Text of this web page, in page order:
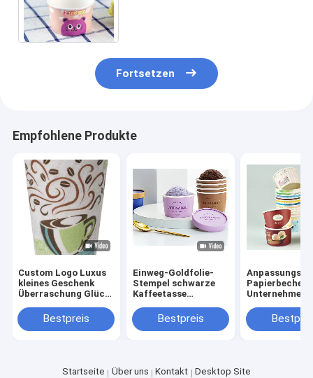
Fortsetzen
Empfohlene Produkte
Custom Logo Luxus
kleines Geschenk
Überraschung Glück
Mystery Blind Box
Kaffeetasse
Bestpreis
Einweg-Goldfolie-
Stempel schwarze
Kaffeetasse
Doppelwand-Kaffee-
Papiertüten mit
Bestpreis
Papierbecher
Unternehmen
Startseite Über uns Kontakt Desktop Site